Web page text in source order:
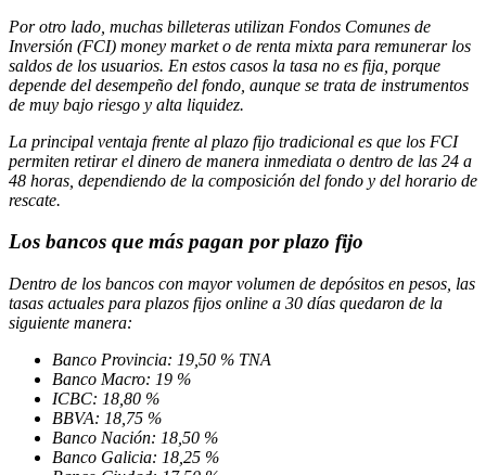
Por otro lado, muchas billeteras utilizan Fondos Comunes de
Inversión (FCI) money market o de renta mixta para remunerar los
saldos de los usuarios. En estos casos la tasa no es fija, porque
depende del desempeño del fondo, aunque se trata de instrumentos
de muy bajo riesgo y alta liquidez.
La principal ventaja frente al plazo fijo tradicional es que los FCI
permiten retirar el dinero de manera inmediata o dentro de las 24 a
48 horas, dependiendo de la composición del fondo y del horario de
rescate.
Los bancos que más pagan por plazo fijo
Dentro de los bancos con mayor volumen de depósitos en pesos, las
tasas actuales para plazos fijos online a 30 días quedaron de la
siguiente manera:
Banco Provincia: 19,50 % TNA
Banco Macro: 19 %
ICBC: 18,80 %
BBVA: 18,75 %
Banco Nación: 18,50 %
Banco Galicia: 18,25 %